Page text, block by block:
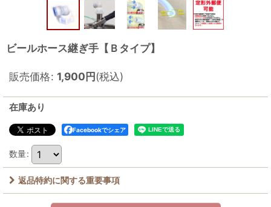
ビールホース継ぎ手【Ｂタイプ】
販売価格: 1,900円(税込)
在庫あり
Facebookでシェア
数量:
返品特約に関する重要事項